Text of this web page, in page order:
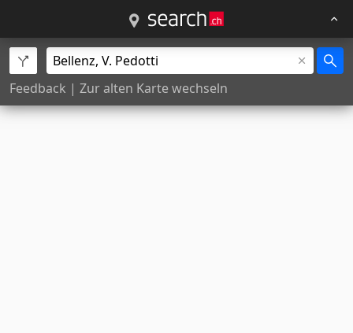
Feedback | Zur alten Karte wechseln